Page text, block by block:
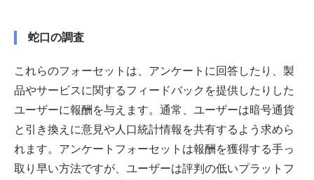
蛇口の調査
これらのフォーセットは、アンケートに回答したり、製
品やサービスに関するフィードバックを提供したりした
ユーザーに報酬を与えます。通常、ユーザーは暗号通貨
と引き換えに意見や人口統計情報を共有するよう求めら
れます。アンケートフォーセットは報酬を獲得する手っ
取り早い方法ですが、ユーザーは評判の低いプラットフ